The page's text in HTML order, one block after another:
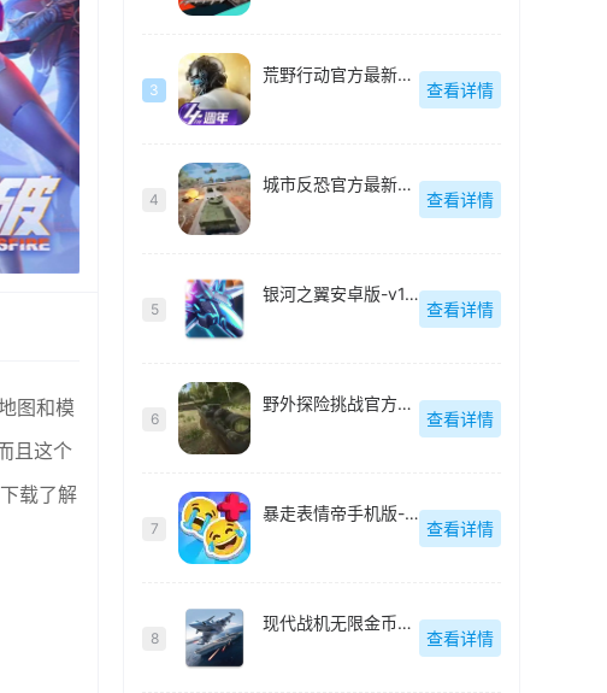
图和模
且这个
载了解
3
荒野行动官方最新版-1.277.479305
查看详情
4
城市反恐官方最新版-v1.0
查看详情
5
银河之翼安卓版-v1.0.1
查看详情
6
野外探险挑战官方最新版-v189.1.0.3018
查看详情
7
暴走表情帝手机版-v1.0.2
查看详情
8
现代战机无限金币无限钻石官方最新版-1.20.2
查看详情